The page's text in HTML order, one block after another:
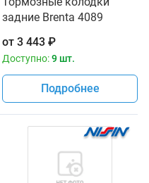
задние Brenta 4089
от 3 443 ₽
Доступно:9 шт.
Подробнее